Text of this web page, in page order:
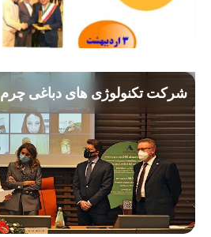
شرکت تکنولوژی های دباغی چرم Simac 2021